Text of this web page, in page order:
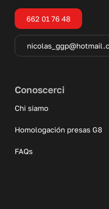
662 01 76 48
Conoscerci
Chi siamo
Homologación presas G8
FAQs